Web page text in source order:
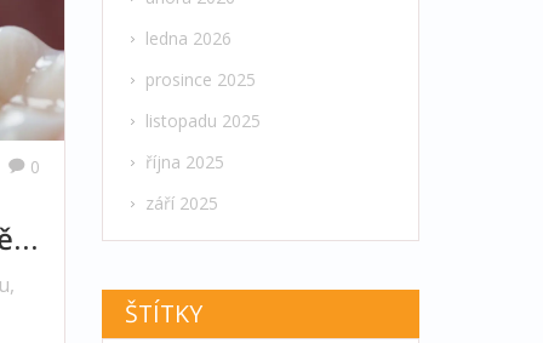
0
ledna 2026
prosince 2025
listopadu 2025
října 2025
září 2025
ŠTÍTKY